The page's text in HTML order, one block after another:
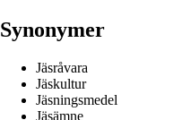
Synonymer
Jäsråvara
Jäskultur
Jäsningsmedel
Jäsämne